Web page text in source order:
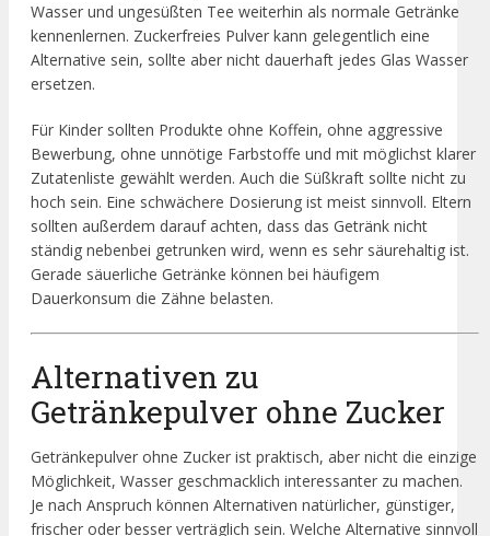
Wasser und ungesüßten Tee weiterhin als normale Getränke
kennenlernen. Zuckerfreies Pulver kann gelegentlich eine
Alternative sein, sollte aber nicht dauerhaft jedes Glas Wasser
ersetzen.
Für Kinder sollten Produkte ohne Koffein, ohne aggressive
Bewerbung, ohne unnötige Farbstoffe und mit möglichst klarer
Zutatenliste gewählt werden. Auch die Süßkraft sollte nicht zu
hoch sein. Eine schwächere Dosierung ist meist sinnvoll. Eltern
sollten außerdem darauf achten, dass das Getränk nicht
ständig nebenbei getrunken wird, wenn es sehr säurehaltig ist.
Gerade säuerliche Getränke können bei häufigem
Dauerkonsum die Zähne belasten.
Alternativen zu
Getränkepulver ohne Zucker
Getränkepulver ohne Zucker ist praktisch, aber nicht die einzige
Möglichkeit, Wasser geschmacklich interessanter zu machen.
Je nach Anspruch können Alternativen natürlicher, günstiger,
frischer oder besser verträglich sein. Welche Alternative sinnvoll